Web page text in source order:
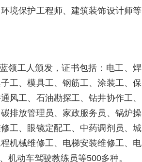
境保护工程师、建筑装饰设计师等
领工人颁发，证书包括：电工、焊
工、模具工、钢筋工、涂装工、保
风工、石油勘探工、钻井协作工、
排放管理员、家政服务员、锅炉操
工、眼镜定配工、中药调剂员、城
机械维修工、电梯安装维修工、电
机动车驾驶教练员等500多种。